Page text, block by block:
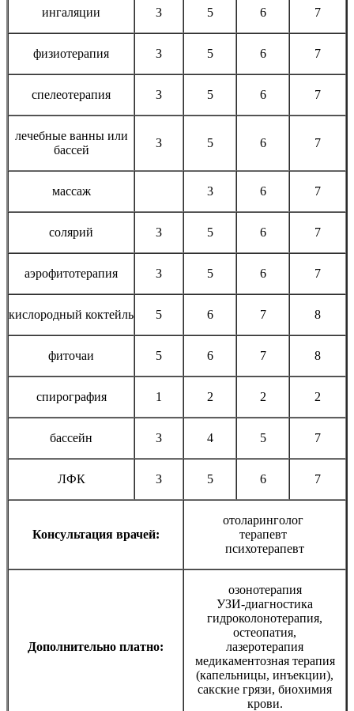
ингаляции 3 5 6 7
физиотерапия 3 5 6 7
спелеотерапия 3 5 6 7
лечебные ванны или
бассей
3 5 6 7
массаж 3 6 7
солярий 3 5 6 7
аэрофитотерапия 3 5 6 7
кислородный коктейль 5 6 7 8
фиточаи 5 6 7 8
спирография 1 2 2 2
бассейн 3 4 5 7
ЛФК 3 5 6 7
Консультация врачей:
отоларинголог
терапевт
психотерапевт
Дополнительно платно:
озонотерапия
УЗИ-диагностика
гидроколонотерапия,
остеопатия,
лазеротерапия
медикаментозная терапия
(капельницы, инъекции),
сакские грязи, биохимия
крови.